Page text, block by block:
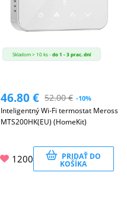
Skladom > 10 ks -do 1 - 3 prac. dní
46.80€ 52.00€ -10%
Inteligentný Wi-Fi termostat Meross
MTS200HK(EU) (HomeKit)
1200 PRIDAŤ DO
KOŠÍKA